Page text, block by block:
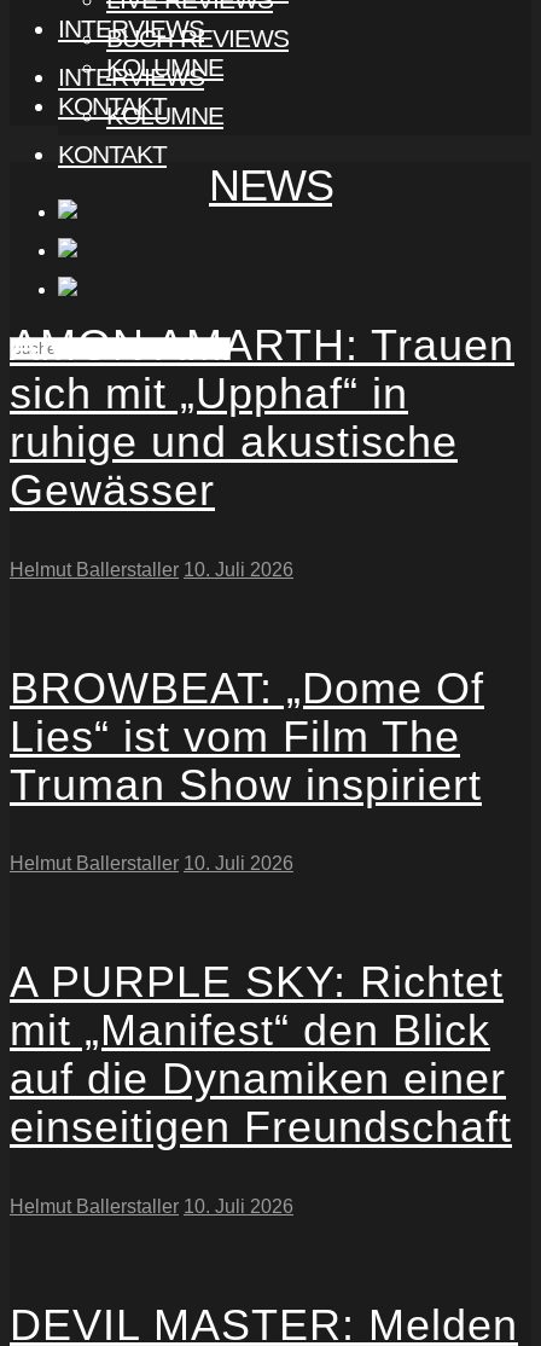
BUCH-REVIEWS
INTERVIEWS
KOLUMNE
KONTAKT
INTERVIEWS
KOLUMNE
KONTAKT
NEWS
AMON AMARTH: Trauen
sich mit „Upphaf“ in
ruhige und akustische
Gewässer
Helmut Ballerstaller 10. Juli 2026
BROWBEAT: „Dome Of
Lies“ ist vom Film The
Truman Show inspiriert
Helmut Ballerstaller 10. Juli 2026
A PURPLE SKY: Richtet
mit „Manifest“ den Blick
auf die Dynamiken einer
einseitigen Freundschaft
Helmut Ballerstaller 10. Juli 2026
DEVIL MASTER: Melden